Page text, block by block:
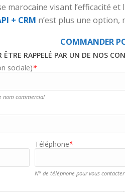
marocaine visant l’efficacité
+ CRM n’est plus une option,
COMMANDER
ÊTRE RAPPELÉ PAR UN DE NOS
sociale)*
nom commercial
Téléphone*
N° de téléphone pour vous contacter